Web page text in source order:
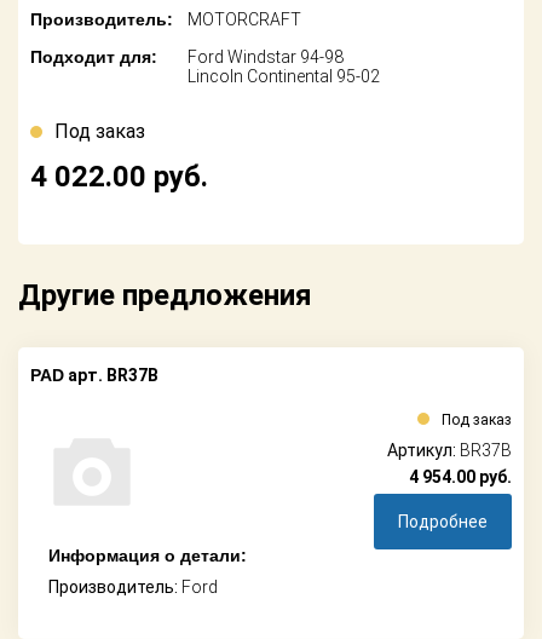
Возврат
Партнерство и
сотрудничество
заказ
Производитель:
MOTORCRAFT
Подходит для:
Ford Windstar 94-98
Lincoln Continental 95-02
Под заказ
4 022.00 руб.
Другие предложения
PAD арт. BR37B
Информация о детали:
Производитель: Ford
Под заказ
Артикул: BR37B
4 954.00 руб.
Подробнее